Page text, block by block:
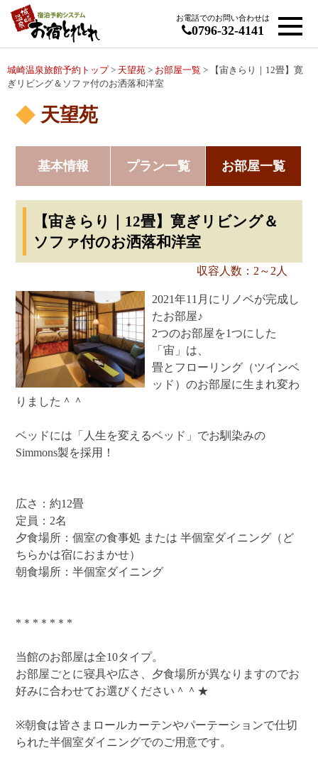
お電話でのお問い合わせは
0796-32-4141
城崎温泉旅館予約トップ > 天望苑 > お部屋一覧 > 【宙きらり｜12畳】寛
ぎリビング＆ソファ付のお洒落和洋室
天望苑
基本情報 プラン一覧 お部屋一覧
【宙きらり｜12畳】寛ぎリビング＆
ソファ付のお洒落和洋室
収容人数：2～2人
2021年11月にリノベが完成し
たお部屋♪
2つのお部屋を1つにした
「宙」は、
畳とフローリング（ツインベ
ッド）のお部屋に生まれ変わ
りました＾＾
ベッドには「人生を変えるベッド」でお馴染みの
Simmons製を採用！
広さ：約12畳
定員：2名
夕食場所：個室の食事処 または 半個室ダイニング（ど
ちらかは宿におまかせ）
朝食場所：半個室ダイニング
*＊*＊*＊*
当館のお部屋は全10タイプ。
お部屋ごとに寝具や広さ、夕食場所が異なりますのでお
好みに合わせてお選びください＾＾★
※朝食は皆さまロールカーテンやパーテーションで仕切
られた半個室ダイニングでのご用意です。